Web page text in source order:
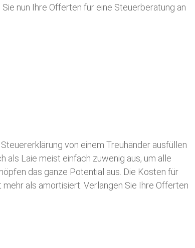
nun Ihre Offerten für eine Steuerberatung an
Steuererklärung von einem Treuhänder ausfüllen
als Laie meist einfach zuwenig aus, um alle
das ganze Potential aus. Die Kosten für
als amortisiert. Verlangen Sie Ihre Offerten